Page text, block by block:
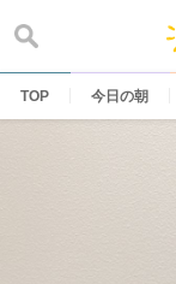
content
TOP 今日の朝